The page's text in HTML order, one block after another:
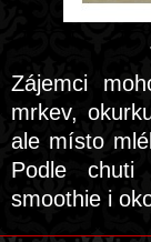
Zájemci
mrkev,
ale místo
Podle chuti
smoothie i